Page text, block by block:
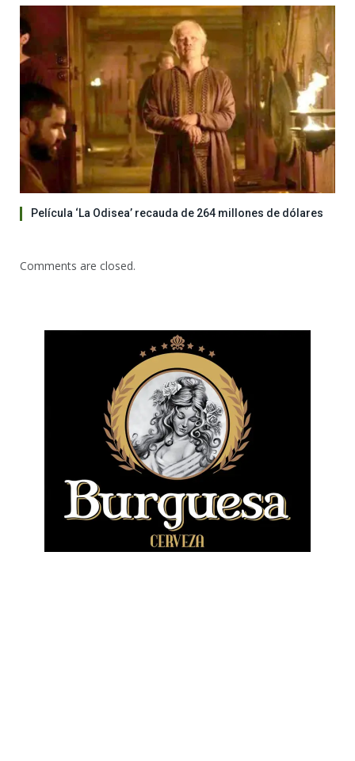
Película ‘La Odisea’ recauda de 264 millones de dólares
Comments are closed.